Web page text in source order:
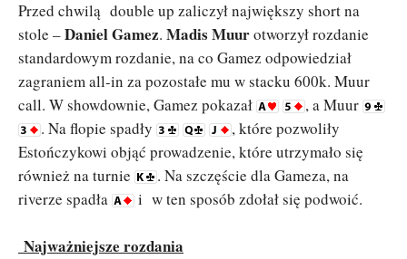
Przed chwilą double up zaliczył największy short na
stole –Daniel Gamez. Madis Muurotworzył rozdanie
standardowym rozdanie, na co Gamez odpowiedział
zagraniem all-in za pozostałe mu w stacku 600k. Muur
call. W showdownie, Gamez pokazał
, a Muur
. Na flopie spadły
, które pozwoliły
Estończykowi objąć prowadzenie, które utrzymało się
również na turnie
. Na szczęście dla Gameza, na
riverze spadła
i w ten sposób zdołał się podwoić.
Najważniejsze rozdania